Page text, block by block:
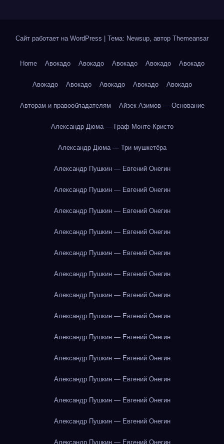
Сайт работает на WordPress Тема: Newsup, автор Themeansar
Home Авокадо Авокадо Авокадо Авокадо Авокадо
Авокадо Авокадо Авокадо Авокадо Авокадо
Авторам и правообладателям Айзек Азимов — Основание
Александр Дюма — Граф Монте-Кристо
Александр Дюма — Три мушкетёра
Александр Пушкин — Евгений Онегин
Александр Пушкин — Евгений Онегин
Александр Пушкин — Евгений Онегин
Александр Пушкин — Евгений Онегин
Александр Пушкин — Евгений Онегин
Александр Пушкин — Евгений Онегин
Александр Пушкин — Евгений Онегин
Александр Пушкин — Евгений Онегин
Александр Пушкин — Евгений Онегин
Александр Пушкин — Евгений Онегин
Александр Пушкин — Евгений Онегин
Александр Пушкин — Евгений Онегин
Александр Пушкин — Евгений Онегин
Александр Пушкин — Евгений Онегин